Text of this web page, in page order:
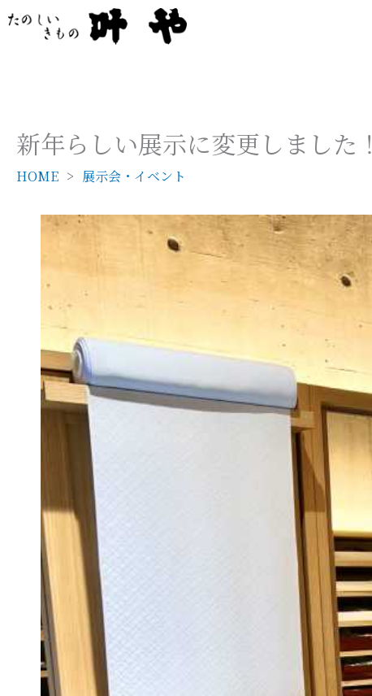
内
容
新年らしい展示に変更しました！
HOME 展示会・イベント